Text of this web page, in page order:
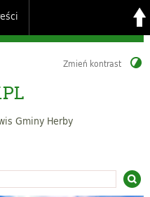
Zmień kontrast
Gminy Herby